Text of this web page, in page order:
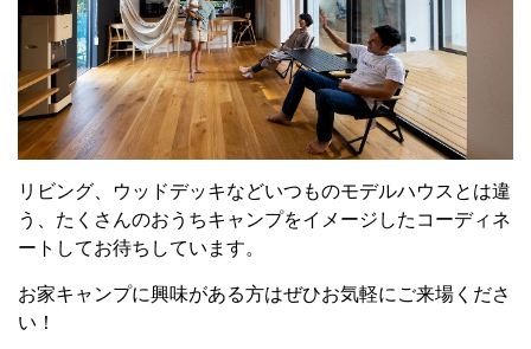
リビング、ウッドデッキなどいつものモデルハウスとは違
う、たくさんのおうちキャンプをイメージしたコーディネ
ートしてお待ちしています。
お家キャンプに興味がある方はぜひお気軽にご来場くださ
い！